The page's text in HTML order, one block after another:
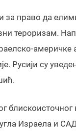
за право да
тероризам.
америчке
Русији су
Израела и